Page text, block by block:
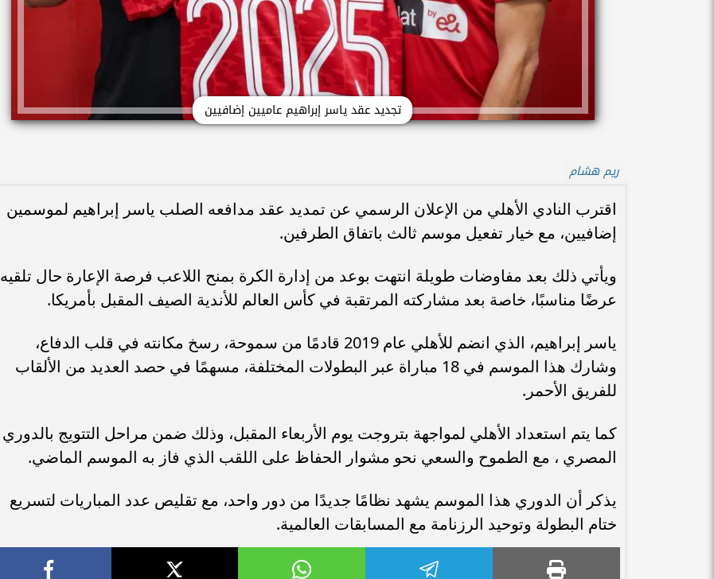
تجديد عقد ياسر إبراهيم عاميين إضافيين
ريم هشام
اقترب النادي الأهلي من الإعلان الرسمي عن تمديد عقد مدافعه الصلب ياسر إبراهيم لموسمين
إضافيين، مع خيار تفعيل موسم ثالث باتفاق الطرفين.
ويأتي ذلك بعد مفاوضات طويلة انتهت بوعد من إدارة الكرة بمنح اللاعب فرصة الإعارة حال تلقيه
عرضًا مناسبًا، خاصة بعد مشاركته المرتقبة في كأس العالم للأندية الصيف المقبل بأمريكا.
ياسر إبراهيم، الذي انضم للأهلي عام 2019 قادمًا من سموحة، رسخ مكانته في قلب الدفاع،
وشارك هذا الموسم في 18 مباراة عبر البطولات المختلفة، مسهمًا في حصد العديد من الألقاب
للفريق الأحمر.
كما يتم استعداد الأهلي لمواجهة بتروجت يوم الأربعاء المقبل، وذلك ضمن مراحل التتويج بالدوري
المصري ، مع الطموح والسعي نحو مشوار الحفاظ على اللقب الذي فاز به الموسم الماضي.
يذكر أن الدوري هذا الموسم يشهد نظامًا جديدًا من دور واحد، مع تقليص عدد المباريات لتسريع
ختام البطولة وتوحيد الرزنامة مع المسابقات العالمية.